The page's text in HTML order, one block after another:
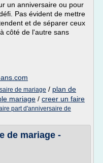
un anniversaire ou pour
Pas évident de mettre
et de séparer ceux
côté de l'autre sans
de mariage / plan de
mariage / creer un faire
part d'anniversaire de
de mariage -